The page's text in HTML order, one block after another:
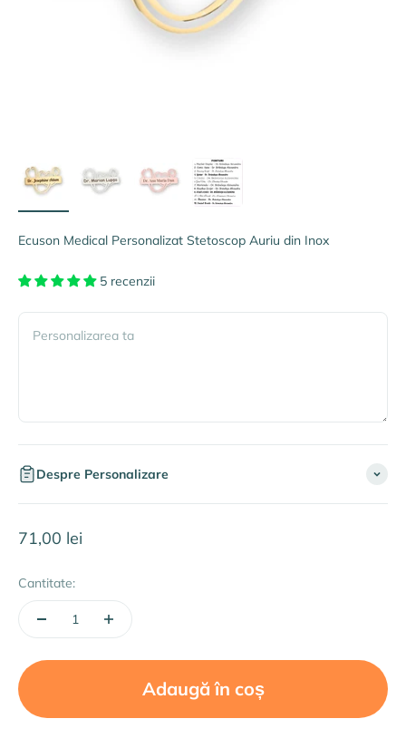
Ecuson Medical Personalizat Stetoscop Auriu din Inox
5 recenzii
Personalizarea ta
Despre Personalizare
Preț redus
71,00 lei
Cantitate:
Adaugă în coș